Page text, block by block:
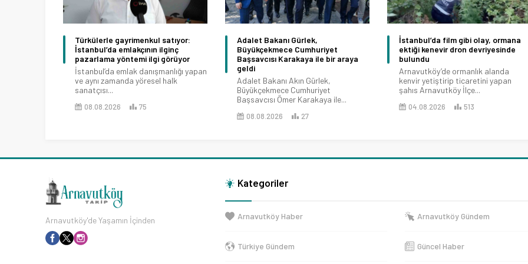
Türkülerle gayrimenkul satıyor:
İstanbul’da emlakçının ilginç
pazarlama yöntemi ilgi görüyor
İstanbul’da emlak danışmanlığı yapan
ve aynı zamanda yöresel halk
sanatçısı...
08.08.2026 75
Adalet Bakanı Gürlek,
Büyükçekmece Cumhuriyet
Başsavcısı Karakaya ile bir araya
geldi
Adalet Bakanı Akın Gürlek,
Büyükçekmece Cumhuriyet
Başsavcısı Ömer Karakaya ile...
08.08.2026 27
İstanbul’da film gibi olay, ormana
ektiği kenevir dron devriyesinde
bulundu
Arnavutköy’de ormanlık alanda
kenvir yetiştirip ticaretini yapan
şahıs Arnavutköy İlçe...
04.08.2026 513
Arnavutköy'de Yaşamın İçinden
Kategoriler
Arnavutköy Haber Arnavutköy Gündem
Türkiye Gündem Güncel Haber